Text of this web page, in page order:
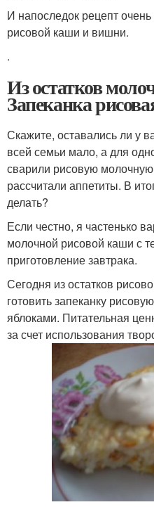
И напоследок рецепт очень
рисовой каши и вишни.
.
Из остатков
Запеканка
Скажите, оставались ли у
всей семьи мало, а для
сварили рисовую
рассчитали аппетиты. В
делать?
Если честно, я частенько
молочной рисовой каши с
приготовление завтрака.
Сегодня из остатков
готовить запеканку
яблоками. Питательная
за счет использования